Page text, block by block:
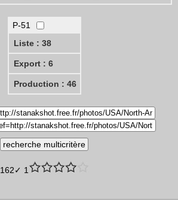
P-51
Liste : 38
Export : 6
Production : 46
162✓ 1